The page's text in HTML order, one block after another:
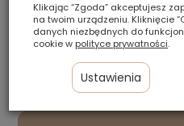
Pamiętaj, że prezentowany kolor
w zależności od ustawień
z Comfino
Klikając “Zgoda” akceptujesz
na twoim urządzeniu. Kliknięcie
danych niezbędnych do
cookie w polityce prywatności.
Ustawienia